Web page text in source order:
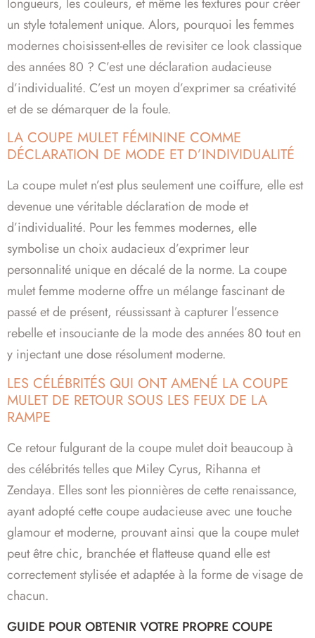
un style totalement unique. Alors, pourquoi les femmes
modernes choisissent-elles de revisiter ce look classique
des années 80 ? C’est une déclaration audacieuse
d’individualité. C’est un moyen d’exprimer sa créativité
et de se démarquer de la foule.
LA COUPE MULET FÉMININE COMME
DÉCLARATION DE MODE ET D’INDIVIDUALITÉ
La coupe mulet n’est plus seulement une coiffure, elle est
devenue une véritable déclaration de mode et
d’individualité. Pour les femmes modernes, elle
symbolise un choix audacieux d’exprimer leur
personnalité unique en décalé de la norme. La coupe
mulet femme moderne offre un mélange fascinant de
passé et de présent, réussissant à capturer l’essence
rebelle et insouciante de la mode des années 80 tout en
y injectant une dose résolument moderne.
LES CÉLÉBRITÉS QUI ONT AMENÉ LA COUPE
MULET DE RETOUR SOUS LES FEUX DE LA
RAMPE
Ce retour fulgurant de la coupe mulet doit beaucoup à
des célébrités telles que Miley Cyrus, Rihanna et
Zendaya. Elles sont les pionnières de cette renaissance,
ayant adopté cette coupe audacieuse avec une touche
glamour et moderne, prouvant ainsi que la coupe mulet
peut être chic, branchée et flatteuse quand elle est
correctement stylisée et adaptée à la forme de visage de
chacun.
GUIDE POUR OBTENIR VOTRE PROPRE COUPE